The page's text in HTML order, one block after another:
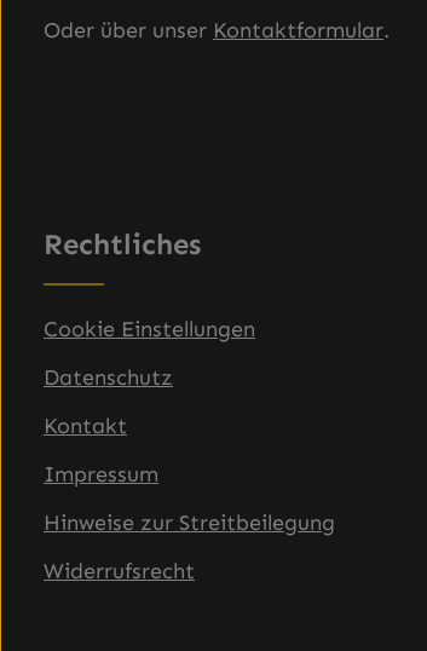
Oder über unser Kontaktformular.
Rechtliches
Cookie Einstellungen
Datenschutz
Kontakt
Impressum
Hinweise zur Streitbeilegung
Widerrufsrecht